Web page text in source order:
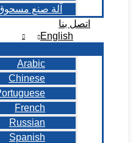
آلة صنع
اتصل بنا
English
Arabic
Chinese
French
Russian
Spanish